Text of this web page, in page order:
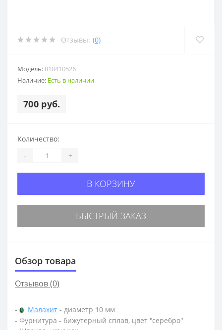
Отзывы: (0)
Модель: 810410526
Наличие: Есть в наличии
700 руб.
Количество:
- +
В КОРЗИНУ
БЫСТРЫЙ ЗАКАЗ
Обзор товара
Отзывов (0)
- Малахит - диаметр 10 мм
- Фурнитура - бижутерный сплав, цвет "серебро"